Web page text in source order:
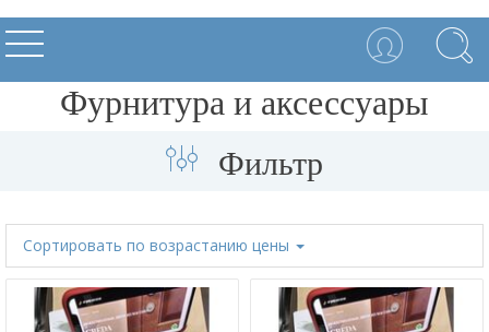
Фурнитура и аксессуары
Фильтр
Сортировать по возрастанию цены